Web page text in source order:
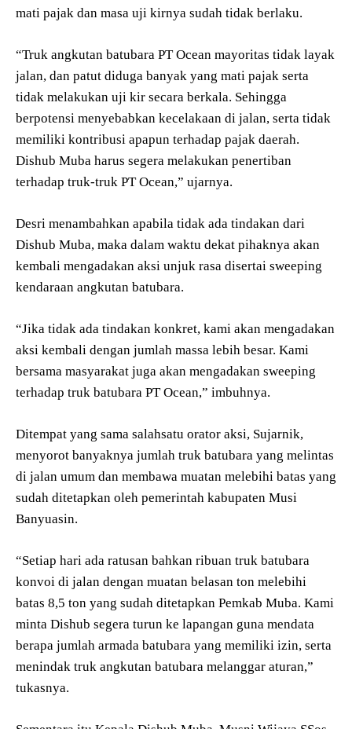
mati pajak dan masa uji kirnya sudah tidak berlaku.
“Truk angkutan batubara PT Ocean mayoritas tidak layak
jalan, dan patut diduga banyak yang mati pajak serta
tidak melakukan uji kir secara berkala. Sehingga
berpotensi menyebabkan kecelakaan di jalan, serta tidak
memiliki kontribusi apapun terhadap pajak daerah.
Dishub Muba harus segera melakukan penertiban
terhadap truk-truk PT Ocean,” ujarnya.
Desri menambahkan apabila tidak ada tindakan dari
Dishub Muba, maka dalam waktu dekat pihaknya akan
kembali mengadakan aksi unjuk rasa disertai sweeping
kendaraan angkutan batubara.
“Jika tidak ada tindakan konkret, kami akan mengadakan
aksi kembali dengan jumlah massa lebih besar. Kami
bersama masyarakat juga akan mengadakan sweeping
terhadap truk batubara PT Ocean,” imbuhnya.
Ditempat yang sama salahsatu orator aksi, Sujarnik,
menyorot banyaknya jumlah truk batubara yang melintas
di jalan umum dan membawa muatan melebihi batas yang
sudah ditetapkan oleh pemerintah kabupaten Musi
Banyuasin.
“Setiap hari ada ratusan bahkan ribuan truk batubara
konvoi di jalan dengan muatan belasan ton melebihi
batas 8,5 ton yang sudah ditetapkan Pemkab Muba. Kami
minta Dishub segera turun ke lapangan guna mendata
berapa jumlah armada batubara yang memiliki izin, serta
menindak truk angkutan batubara melanggar aturan,”
tukasnya.